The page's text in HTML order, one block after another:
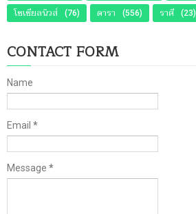
โซเชียลนิวส์ (76) ดารา (556) ราศี (23)
CONTACT FORM
Name
Email *
Message *